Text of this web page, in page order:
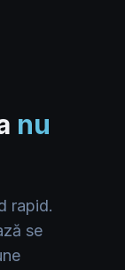
nu
rapid.
se